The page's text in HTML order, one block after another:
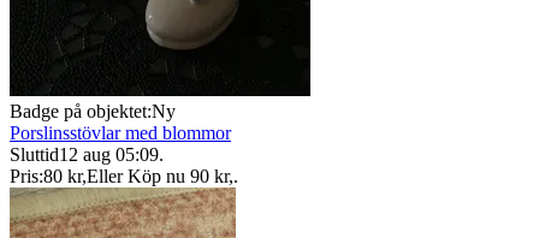
Badge på objektet:Ny
Porslinsstövlar med blommor
Sluttid12 aug 05:09.
Pris:80 kr,Eller Köp nu 90 kr,.